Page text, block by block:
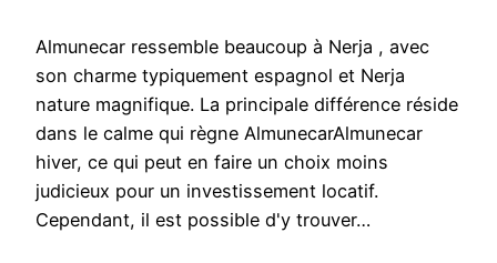
Almunecar ressemble beaucoup à Nerja , avec
son charme typiquement espagnol et Nerja
nature magnifique. La principale différence réside
dans le calme qui règne AlmunecarAlmunecar
hiver, ce qui peut en faire un choix moins
judicieux pour un investissement locatif.
Cependant, il est possible d'y trouver…